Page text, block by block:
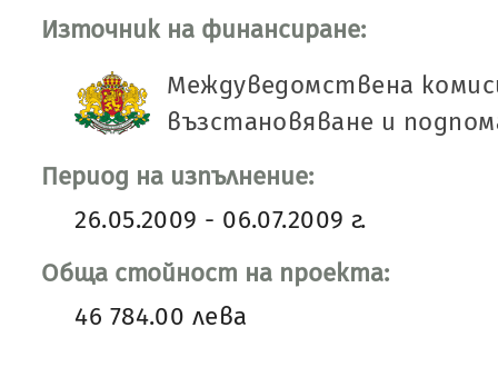
Източник на финансиране:
Междуведомствена
възстановяване и
Период на изпълнение:
26.05.2009 - 06.07.2009 г.
Обща стойност на проекта:
46 784.00 лева